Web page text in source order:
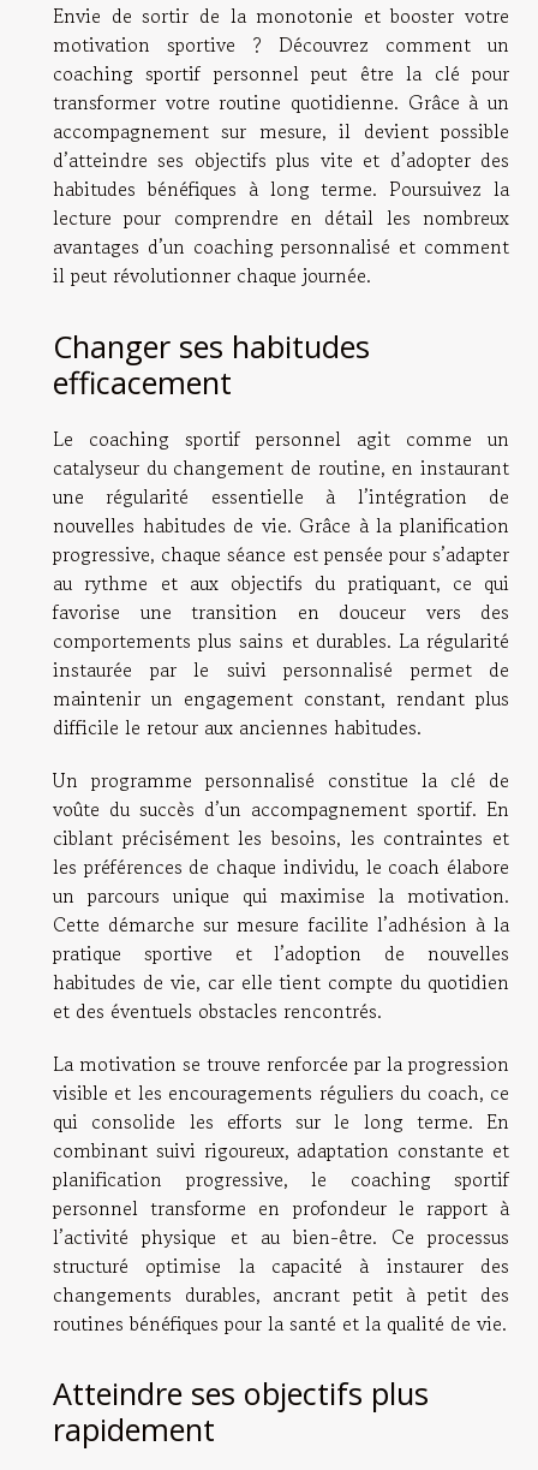
Envie de sortir de la monotonie et booster votre
motivation sportive ? Découvrez comment un
coaching sportif personnel peut être la clé pour
transformer votre routine quotidienne. Grâce à un
accompagnement sur mesure, il devient possible
d’atteindre ses objectifs plus vite et d’adopter des
habitudes bénéfiques à long terme. Poursuivez la
lecture pour comprendre en détail les nombreux
avantages d’un coaching personnalisé et comment
il peut révolutionner chaque journée.
Changer ses habitudes
efficacement
Le coaching sportif personnel agit comme un
catalyseur du changement de routine, en instaurant
une régularité essentielle à l’intégration de
nouvelles habitudes de vie. Grâce à la planification
progressive, chaque séance est pensée pour s’adapter
au rythme et aux objectifs du pratiquant, ce qui
favorise une transition en douceur vers des
comportements plus sains et durables. La régularité
instaurée par le suivi personnalisé permet de
maintenir un engagement constant, rendant plus
difficile le retour aux anciennes habitudes.
Un programme personnalisé constitue la clé de
voûte du succès d’un accompagnement sportif. En
ciblant précisément les besoins, les contraintes et
les préférences de chaque individu, le coach élabore
un parcours unique qui maximise la motivation.
Cette démarche sur mesure facilite l’adhésion à la
pratique sportive et l’adoption de nouvelles
habitudes de vie, car elle tient compte du quotidien
et des éventuels obstacles rencontrés.
La motivation se trouve renforcée par la progression
visible et les encouragements réguliers du coach, ce
qui consolide les efforts sur le long terme. En
combinant suivi rigoureux, adaptation constante et
planification progressive, le coaching sportif
personnel transforme en profondeur le rapport à
l’activité physique et au bien-être. Ce processus
structuré optimise la capacité à instaurer des
changements durables, ancrant petit à petit des
routines bénéfiques pour la santé et la qualité de vie.
Atteindre ses objectifs plus
rapidement